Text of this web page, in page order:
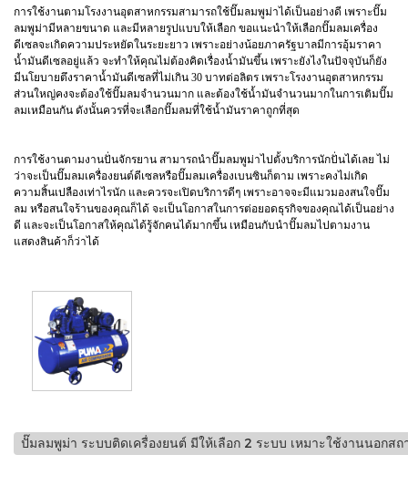
การใช้งานตามโรงงานอุตสาหกรรมสามารถใช้ปั๊มลมพูม่าได้เป็นอย่างดี เพราะปั๊ม
ลมพูม่ามีหลายขนาด และมีหลายรูปแบบให้เลือก ขอแนะนำให้เลือกปั๊มลมเครื่อง
ดีเซลจะเกิดความประหยัดในระยะยาว เพราะอย่างน้อยภาครัฐบาลมีการอุ้มราคา
น้ำมันดีเซลอยู่แล้ว จะทำให้คุณไม่ต้องคิดเรื่องน้ำมันขึ้น เพราะยังไงในปัจจุบันก็ยัง
มีนโยบายตึงราคาน้ำมันดีเซลที่ไม่เกิน 30 บาทต่อลิตร เพราะโรงงานอุตสาหกรรม
ส่วนใหญ่คงจะต้องใช้ปั๊มลมจำนวนมาก และต้องใช้น้ำมันจำนวนมากในการเติมปั๊ม
ลมเหมือนกัน ดังนั้นควรที่จะเลือกปั๊มลมที่ใช้น้ำมันราคาถูกที่สุด
การใช้งานตามงานปั่นจักรยาน สามารถนำปั๊มลมพูม่าไปตั้งบริการนักปั่นได้เลย ไม่
ว่าจะเป็นปั๊มลมเครื่องยนต์ดีเซลหรือปั๊มลมเครื่องเบนซินก็ตาม เพราะคงไม่เกิด
ความสิ้นเปลืองเท่าไรนัก และควรจะเปิดบริการดีๆ เพราะอาจจะมีแมวมองสนใจปั๊ม
ลม หรือสนใจร้านของคุณก็ได้ จะเป็นโอกาสในการต่อยอดธุรกิจของคุณได้เป็นอย่าง
ดี และจะเป็นโอกาสให้คุณได้รู้จักคนได้มากขึ้น เหมือนกับนำปั๊มลมไปตามงาน
แสดงสินค้าก็ว่าได้
ปั๊มลมพูม่า ระบบติดเครื่องยนต์ มีให้เลือก 2 ระบบ เหมาะใช้งานนอกสถ